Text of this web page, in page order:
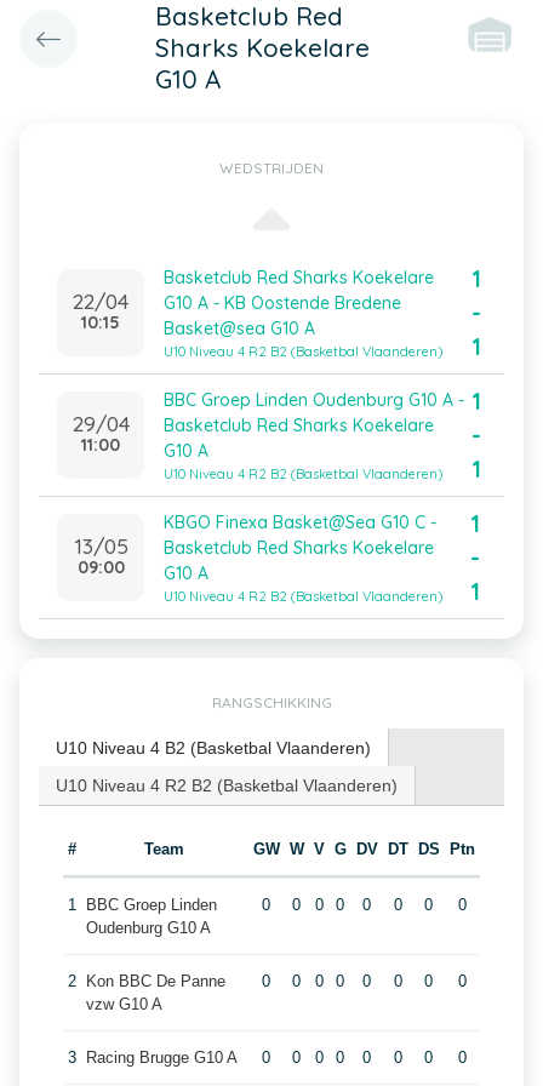
Basketclub Red
Sharks Koekelare
G10 A
WEDSTRIJDEN
22/04
10:15
Basketclub Red Sharks Koekelare
G10 A - KB Oostende Bredene
Basket@sea G10 A
U10 Niveau 4 R2 B2 (Basketbal Vlaanderen)
1
-
1
29/04
11:00
BBC Groep Linden Oudenburg G10 A -
Basketclub Red Sharks Koekelare
G10 A
U10 Niveau 4 R2 B2 (Basketbal Vlaanderen)
1
-
1
13/05
09:00
KBGO Finexa Basket@Sea G10 C -
Basketclub Red Sharks Koekelare
G10 A
U10 Niveau 4 R2 B2 (Basketbal Vlaanderen)
1
-
1
RANGSCHIKKING
U10 Niveau 4 B2 (Basketbal Vlaanderen)
U10 Niveau 4 R2 B2 (Basketbal Vlaanderen)
# Team GW W V G DV DT DS Ptn
1
BBC Groep Linden
Oudenburg G10 A
0 0 0 0 0 0 0 0
2
Kon BBC De Panne
vzw G10 A
0 0 0 0 0 0 0 0
3 Racing Brugge G10 A 0 0 0 0 0 0 0 0